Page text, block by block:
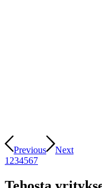
Previous
Next
1 234567